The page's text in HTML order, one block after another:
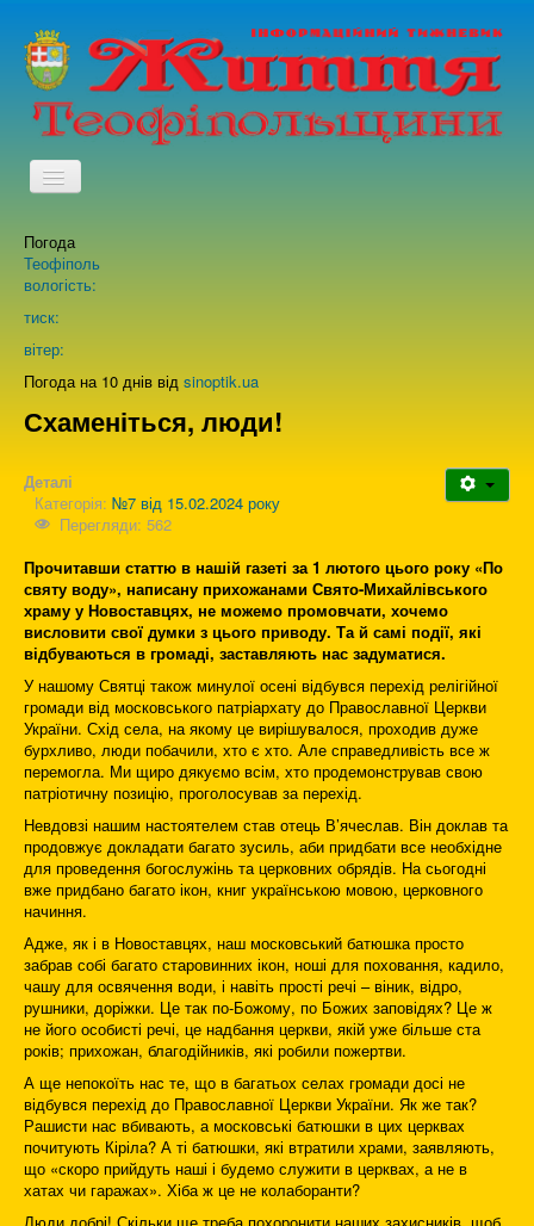
TPL_PROTOSTAR_TOGGLE_MENU
Про нас
Погода
Теофіполь
вологість:
тиск:
вітер:
Погода на 10 днів від sinoptik.ua
Схаменіться, люди!
Деталі
Категорія: №7 від 15.02.2024 року
Перегляди: 562
Прочитавши статтю в нашій газеті за 1 лютого цього року «По
святу воду», написану прихожанами Свято-Михайлівського
храму у Новоставцях, не можемо промовчати, хочемо
висловити свої думки з цього приводу. Та й самі події, які
відбуваються в громаді, заставляють нас задуматися.
У нашому Святці також минулої осені відбувся перехід релігійної
громади від московського патріархату до Православної Церкви
України. Схід села, на якому це вирішувалося, проходив дуже
бурхливо, люди побачили, хто є хто. Але справедливість все ж
перемогла. Ми щиро дякуємо всім, хто продемонстрував свою
патріотичну позицію, проголосував за перехід.
Невдовзі нашим настоятелем став отець В’ячеслав. Він доклав та
продовжує докладати багато зусиль, аби придбати все необхідне
для проведення богослужінь та церковних обрядів. На сьогодні
вже придбано багато ікон, книг українською мовою, церковного
начиння.
Адже, як і в Новоставцях, наш московський батюшка просто
забрав собі багато старовинних ікон, ноші для поховання, кадило,
чашу для освячення води, і навіть прості речі – віник, відро,
рушники, доріжки. Це так по-Божому, по Божих заповідях? Це ж
не його особисті речі, це надбання церкви, якій уже більше ста
років; прихожан, благодійників, які робили пожертви.
А ще непокоїть нас те, що в багатьох селах громади досі не
відбувся перехід до Православної Церкви України. Як же так?
Рашисти нас вбивають, а московські батюшки в цих церквах
почитують Кіріла? А ті батюшки, які втратили храми, заявляють,
що «скоро прийдуть наші і будемо служити в церквах, а не в
хатах чи гаражах». Хіба ж це не колаборанти?